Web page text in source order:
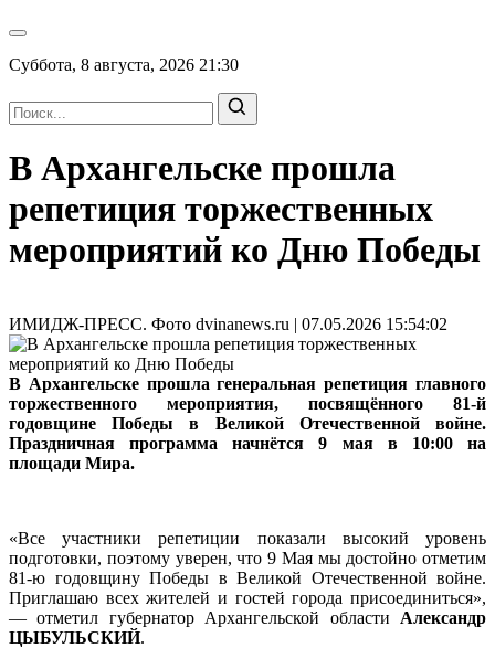
Суббота, 8 августа, 2026 21:30
В Архангельске прошла
репетиция торжественных
мероприятий ко Дню Победы
ИМИДЖ-ПРЕСС. Фото dvinanews.ru | 07.05.2026 15:54:02
В Архангельске прошла генеральная репетиция главного
торжественного мероприятия, посвящённого 81-й
годовщине Победы в Великой Отечественной войне.
Праздничная программа начнётся 9 мая в 10:00 на
площади Мира.
«Все участники репетиции показали высокий уровень
подготовки, поэтому уверен, что 9 Мая мы достойно отметим
81-ю годовщину Победы в Великой Отечественной войне.
Приглашаю всех жителей и гостей города присоединиться»,
— отметил губернатор Архангельской области Александр
ЦЫБУЛЬСКИЙ.